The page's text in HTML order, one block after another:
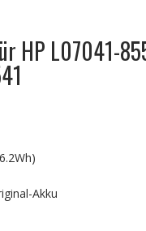
HP L07041-
Akku